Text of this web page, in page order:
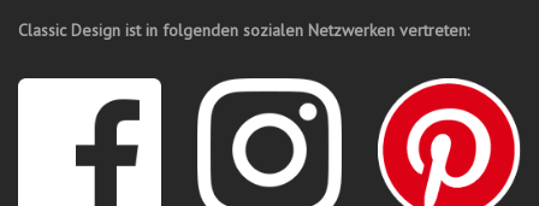
Classic Design ist in folgenden sozialen Netzwerken vertreten: